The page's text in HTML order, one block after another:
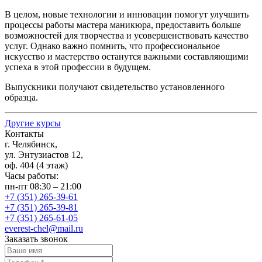
В целом, новые технологии и инновации помогут улучшить
процессы работы мастера маникюра, предоставить больше
возможностей для творчества и усовершенствовать качество
услуг. Однако важно помнить, что профессиональное
искусство и мастерство останутся важными составляющими
успеха в этой профессии в будущем.
Выпускники получают свидетельство установленного
образца.
Другие курсы
Контакты
г. Челябинск,
ул. Энтузиастов 12,
оф. 404 (4 этаж)
Часы работы:
пн-пт 08:30 – 21:00
+7 (351) 265-39-61
+7 (351) 265-39-81
+7 (351) 265-61-05
everest-chel@mail.ru
Заказать звонок